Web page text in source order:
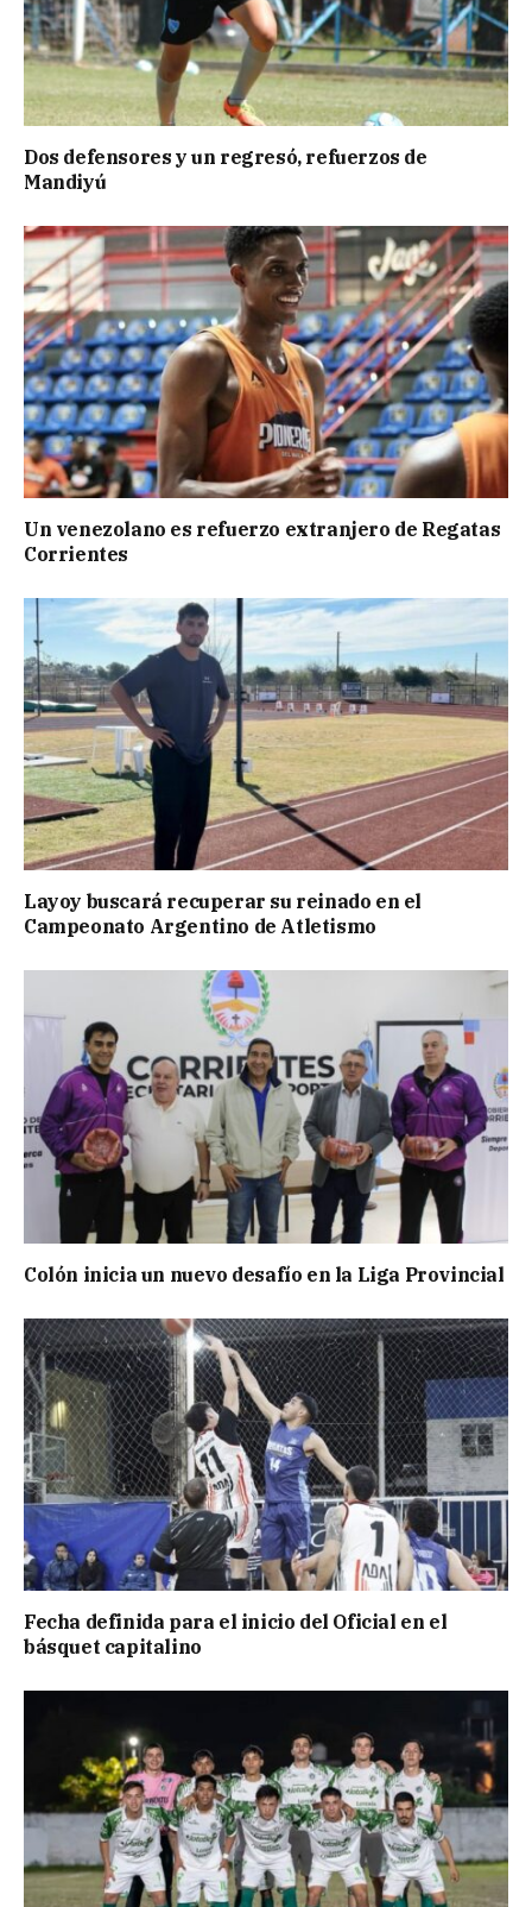
Dos defensores y un regresó, refuerzos de
Mandiyú
Un venezolano es refuerzo extranjero de Regatas
Corrientes
Layoy buscará recuperar su reinado en el
Campeonato Argentino de Atletismo
Colón inicia un nuevo desafío en la Liga Provincial
Fecha definida para el inicio del Oficial en el
básquet capitalino